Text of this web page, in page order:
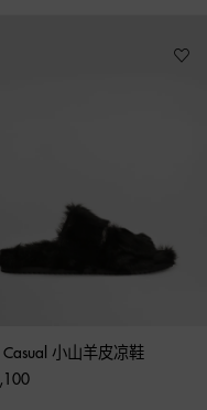
Casual 小山羊皮凉鞋